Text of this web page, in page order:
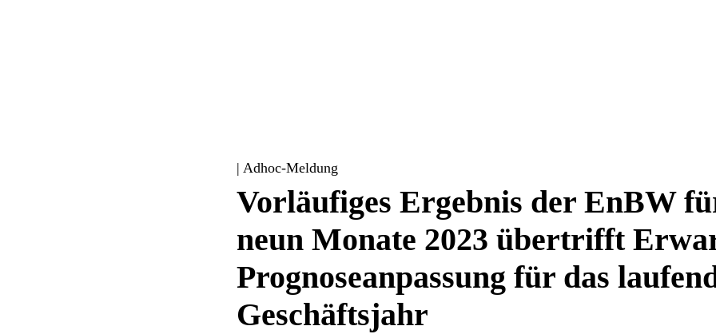
| Adhoc-Meldung
Vorläufiges Ergebnis der EnBW
neun Monate 2023 übertrifft
Prognoseanpassung für das
Geschäftsjahr